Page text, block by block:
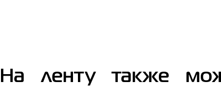
На ленту также